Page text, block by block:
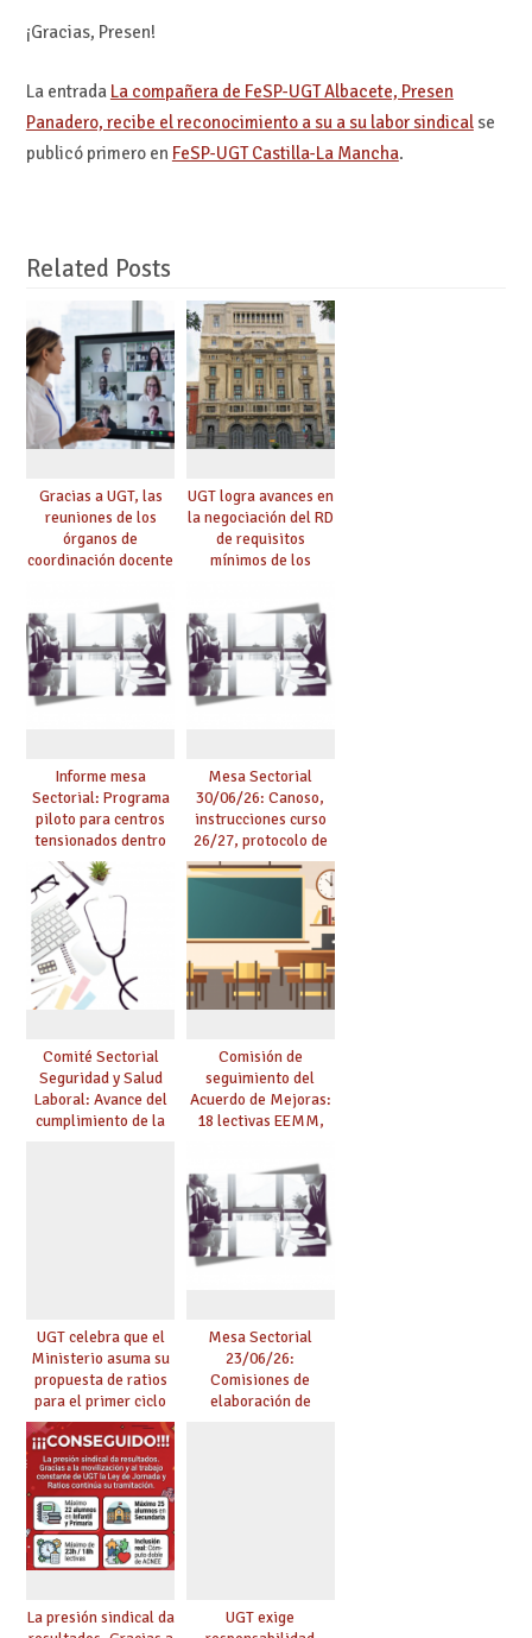
¡Gracias, Presen!
La entrada La compañera de FeSP-UGT Albacete, Presen
Panadero, recibe el reconocimiento a su a su labor sindicalse
publicó primero en FeSP-UGT Castilla-La Mancha.
Related Posts
Gracias a UGT, las
reuniones de los
órganos de
coordinación docente
de manera
telemática, sin exigir
presencialidad en el
centro
UGT logra avances en
la negociación del RD
de requisitos
mínimos de los
exige al Ministerio
que los compromisos
se materialicen con
la mayor agilidad
posible
Informe mesa
Sectorial: Programa
piloto para centros
tensionados dentro
del marco del
Acuerdo de Mejoras y
evaluación del curso
25/26
Mesa Sectorial
30/06/26: Canoso,
instrucciones curso
26/27, protocolo de
agresiones.
Comité Sectorial
Seguridad y Salud
Laboral: Avance del
cumplimiento de la
Comisión de
seguimiento del
Acuerdo de Mejoras:
18 lectivas EEMM,
mayores 55 y pilotaje
en centros
tensionados
UGT celebra que el
Ministerio asuma su
propuesta de ratios
para el primer ciclo
de Infantil y pide
extender la misma
ambición al resto de
etapas
Mesa Sectorial
23/06/26:
Comisiones de
elaboración de
La presión sindical da
UGT exige